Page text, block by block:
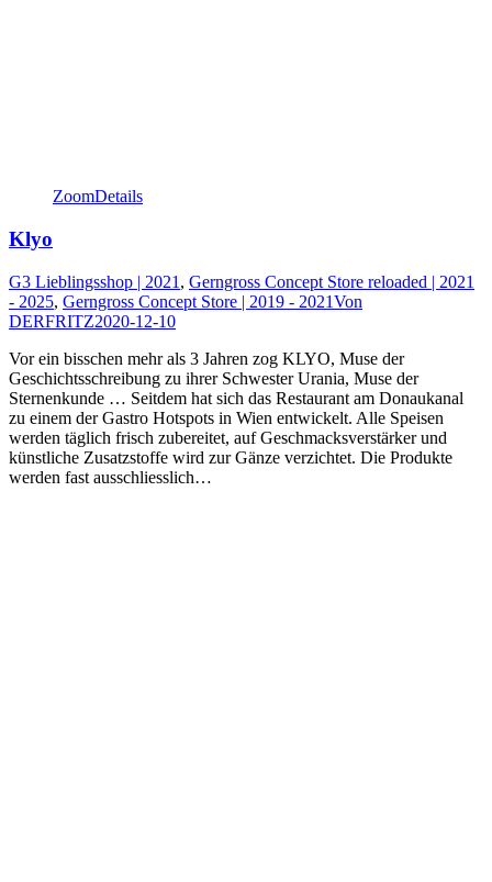
ZoomDetails
Klyo
G3 Lieblingsshop | 2021 , Gerngross Concept Store reloaded | 2021
- 2025, Gerngross Concept Store | 2019 - 2021Von
DERFRITZ2020-12-10
Vor ein bisschen mehr als 3 Jahren zog KLYO, Muse der
Geschichtsschreibung zu ihrer Schwester Urania, Muse der
Sternenkunde … Seitdem hat sich das Restaurant am Donaukanal
zu einem der Gastro Hotspots in Wien entwickelt. Alle Speisen
werden täglich frisch zubereitet, auf Geschmacksverstärker und
künstliche Zusatzstoffe wird zur Gänze verzichtet. Die Produkte
werden fast ausschliesslich…